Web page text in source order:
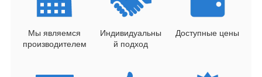
Мы являемся
производителем
Индивидуальны
й подход
Доступные цены